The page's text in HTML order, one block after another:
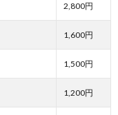
2,800円
1,600円
1,500円
1,200円